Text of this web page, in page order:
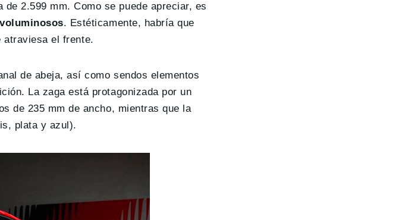
2.599 mm. Como se puede apreciar, es
. Estéticamente, habría que
el frente.
de abeja, así como sendos elementos
La zaga está protagonizada por un
de 235 mm de ancho, mientras que la
plata y azul).